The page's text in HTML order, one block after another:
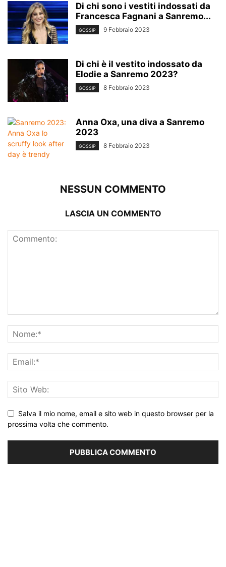
Di chi sono i vestiti indossati da
Francesca Fagnani a Sanremo...
GOSSIP 9 Febbraio 2023
Di chi è il vestito indossato da
Elodie a Sanremo 2023?
GOSSIP 8 Febbraio 2023
Anna Oxa, una diva a Sanremo
2023
GOSSIP 8 Febbraio 2023
NESSUN COMMENTO
LASCIA UN COMMENTO
Salva il mio nome, email e sito web in questo browser per la
prossima volta che commento.